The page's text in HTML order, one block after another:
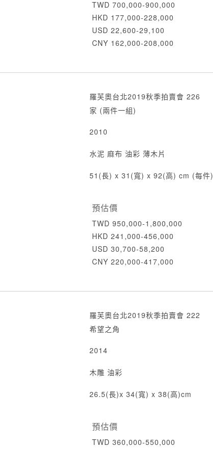
TWD 700,000-900,000
HKD 177,000-228,000
USD 22,600-29,100
CNY 162,000-208,000
羅芙奧台北2019秋季拍賣會 226
家 (兩件一組)
2010
水泥 麻布 油彩 薄木片
51(長) x 31(寬) x 92(高) cm (每件)
預估價
TWD 950,000-1,800,000
HKD 241,000-456,000
USD 30,700-58,200
CNY 220,000-417,000
羅芙奧台北2019秋季拍賣會 222
希望之角
2014
木雕 油彩
26.5(長)x 34(寬) x 38(高)cm
預估價
TWD 360,000-550,000